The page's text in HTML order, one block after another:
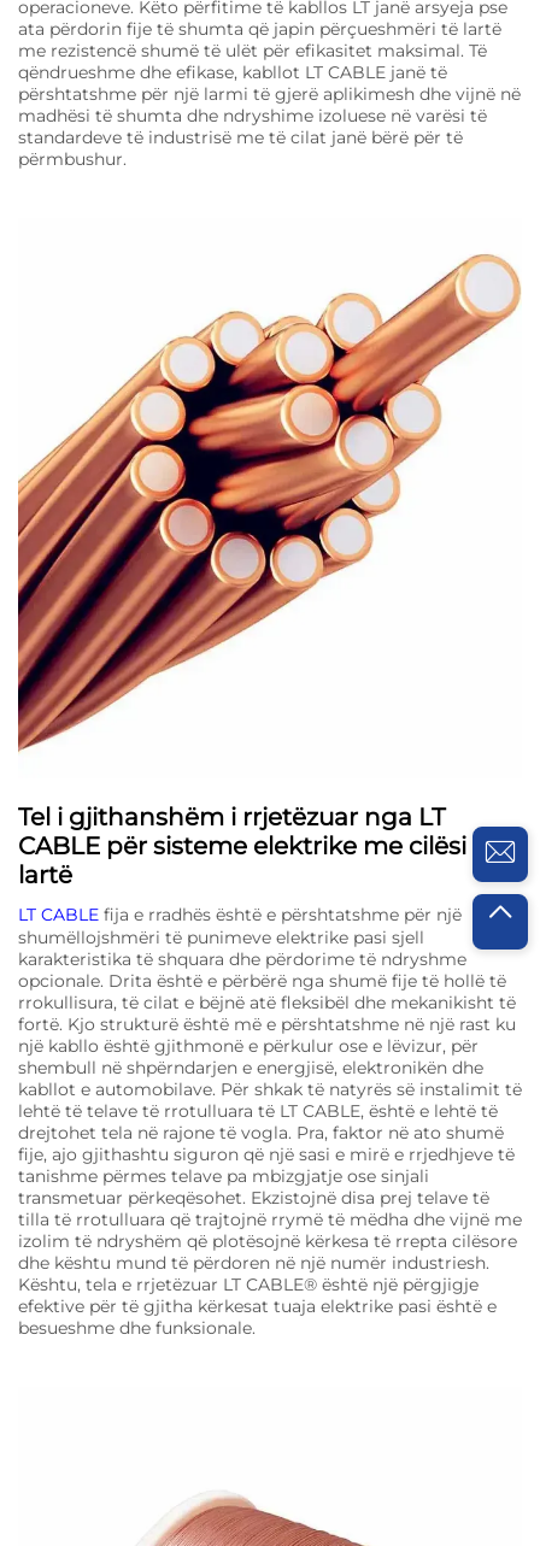
operacioneve. Këto përfitime të kabllos LT janë arsyeja pse
ata përdorin fije të shumta që japin përçueshmëri të lartë
me rezistencë shumë të ulët për efikasitet maksimal. Të
qëndrueshme dhe efikase, kabllot LT CABLE janë të
përshtatshme për një larmi të gjerë aplikimesh dhe vijnë në
madhësi të shumta dhe ndryshime izoluese në varësi të
standardeve të industrisë me të cilat janë bërë për të
përmbushur.
Tel i gjithanshëm i rrjetëzuar nga LT
CABLE për sisteme elektrike me cilësi të
lartë
LT CABLE fija e rradhës është e përshtatshme për një
shumëllojshmëri të punimeve elektrike pasi sjell
karakteristika të shquara dhe përdorime të ndryshme
opcionale. Drita është e përbërë nga shumë fije të hollë të
rrokullisura, të cilat e bëjnë atë fleksibël dhe mekanikisht të
fortë. Kjo strukturë është më e përshtatshme në një rast ku
një kabllo është gjithmonë e përkulur ose e lëvizur, për
shembull në shpërndarjen e energjisë, elektronikën dhe
kabllot e automobilave. Për shkak të natyrës së instalimit të
lehtë të telave të rrotulluara të LT CABLE, është e lehtë të
drejtohet tela në rajone të vogla. Pra, faktor në ato shumë
fije, ajo gjithashtu siguron që një sasi e mirë e rrjedhjeve të
tanishme përmes telave pa mbizgjatje ose sinjali
transmetuar përkeqësohet. Ekzistojnë disa prej telave të
tilla të rrotulluara që trajtojnë rrymë të mëdha dhe vijnë me
izolim të ndryshëm që plotësojnë kërkesa të rrepta cilësore
dhe kështu mund të përdoren në një numër industriesh.
Kështu, tela e rrjetëzuar LT CABLE® është një përgjigje
efektive për të gjitha kërkesat tuaja elektrike pasi është e
besueshme dhe funksionale.